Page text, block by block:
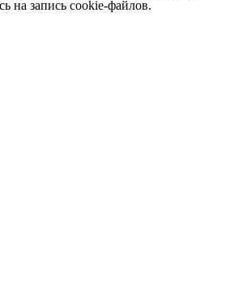
на запись cookie-файлов.